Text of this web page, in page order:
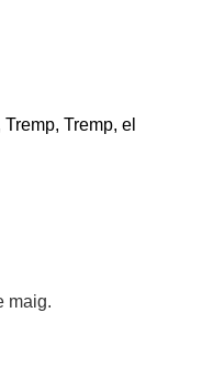
Tremp, el
maig.